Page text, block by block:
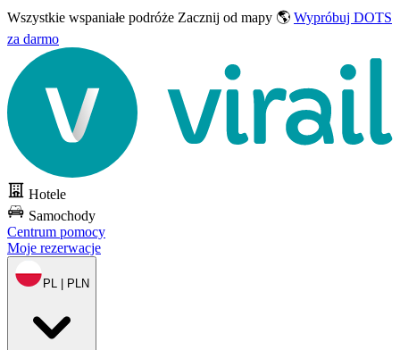
Wszystkie wspaniałe podróże Zacznij od mapy 🌎 Wypróbuj DOTS
za darmo
Hotele
Samochody
Centrum pomocy
Moje rezerwacje
PL | PLN